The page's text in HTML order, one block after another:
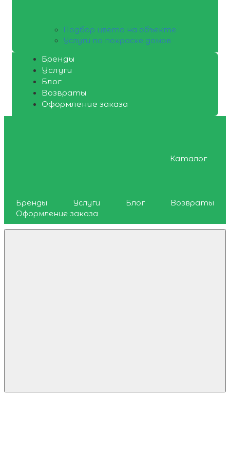
Подбор цвета на объекте
Услуги по покраске домов
Бренды
Услуги
Блог
Возвраты
Оформление заказа
Каталог
Бренды Услуги Блог
Возвраты
Оформление заказа